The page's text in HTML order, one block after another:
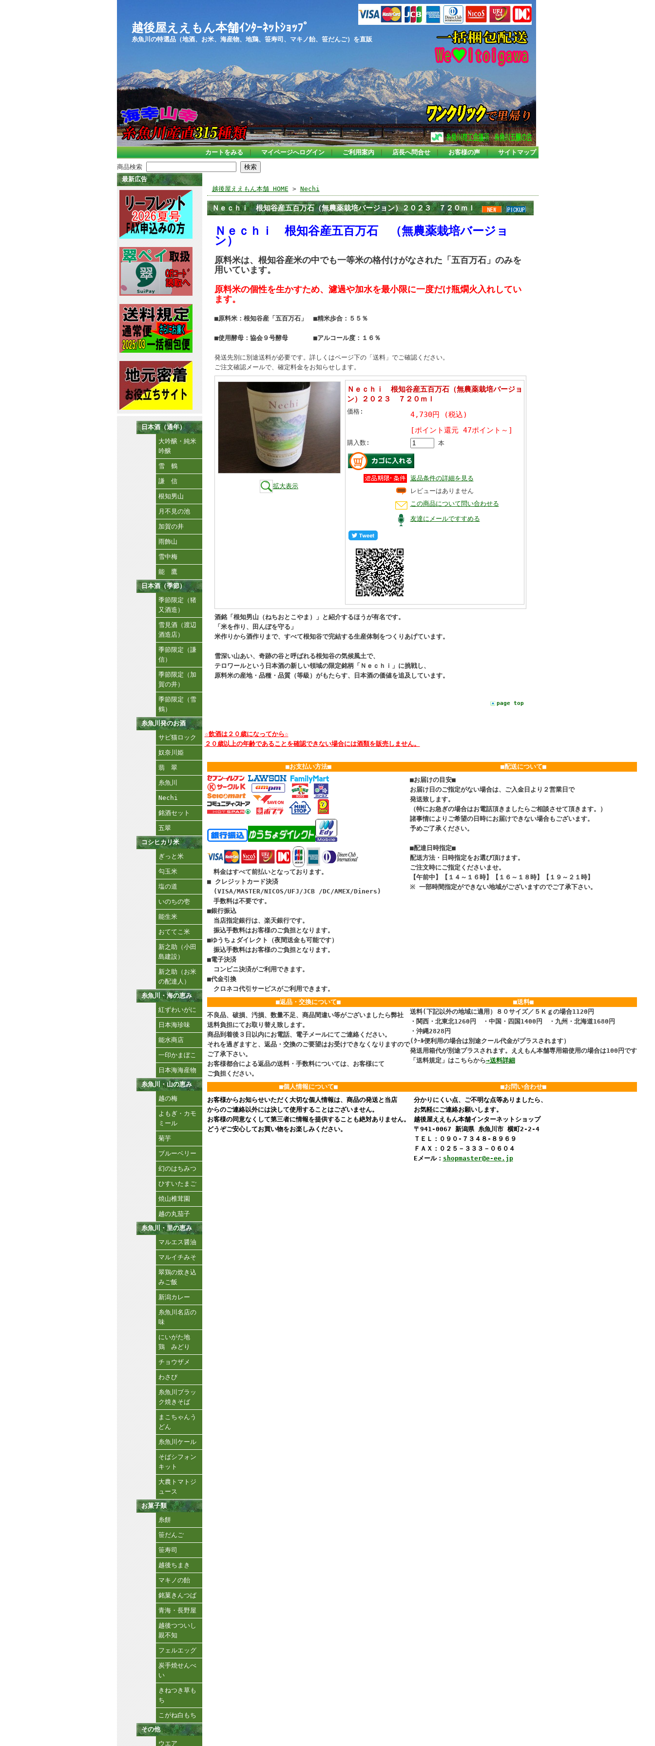
越後屋ええもん本舗ｲﾝﾀｰﾈｯﾄｼｮｯﾌﾟ
糸魚川の特選品（地酒、お米、海産物、地鶏、笹寿司、マキノ飴、笹だんご）を直販
カートをみる｜ マイページへログイン｜ ご利用案内｜ 店長へ問合せ｜ お客様の声｜ サイトマップ
商品検索
最新広告
日本酒（通年）
大吟醸・純米
吟醸
雪 鶴
謙 信
根知男山
月不見の池
加賀の井
雨飾山
雪中梅
能 鷹
日本酒（季節）
季節限定（猪
又酒造）
雪見酒（渡辺
酒造店）
季節限定（謙
信）
季節限定（加
賀の井）
季節限定（雪
鶴）
糸魚川発のお酒
サビ猫ロック
奴奈川姫
翡 翠
糸魚川
Nechi
銘酒セット
五翠
コシヒカリ米
ぎっと米
勾玉米
塩の道
いのちの壱
能生米
おててこ米
新之助（小田
島建設）
新之助（お米
の配達人）
糸魚川・海の恵み
紅ずわいがに
日本海珍味
能水商店
一印かまぼこ
日本海海産物
糸魚川・山の恵み
越の梅
よもぎ・カモ
ミール
菊芋
ブルーベリー
幻のはちみつ
ひすいたまご
焼山椎茸園
越の丸茄子
糸魚川・里の恵み
マルエス醤油
マルイチみそ
翠鶏の炊き込
みご飯
新潟カレー
糸魚川名店の
味
にいがた地
鶏 みどり
チョウザメ
わさび
糸魚川ブラッ
ク焼きそば
まこちゃんう
どん
糸魚川ケール
そばシフォン
キット
大農トマトジ
ュース
お菓子類
糸餅
笹だんご
笹寿司
越後ちまき
マキノの飴
銘菓きんつば
青海・長野屋
越後つついし
親不知
フェルエッグ
炭手焼せんべ
い
きねつき草も
ち
こがね白もち
その他
ウエア
越後屋ええもん本舗 HOME > Nechi
Ｎｅｃｈｉ 根知谷産五百万石（無農薬栽培バージョン）２０２３ ７２０ｍｌ
Ｎｅｃｈｉ 根知谷産五百万石 （無農薬栽培バージョ
ン）
原料米は、根知谷産米の中でも一等米の格付けがなされた「五百万石」のみを
用いています。
原料米の個性を生かすため、濾過や加水を最小限に一度だけ瓶燗火入れしてい
ます。
■原料米：根知谷産「五百万石」 ■精米歩合：５５％
■使用酵母：協会９号酵母 ■アルコール度：１６％
発送先別に別途送料が必要です。詳しくはページ下の「送料」でご確認ください。
ご注文確認メールで、確定料金をお知らせします。
拡大表示
Ｎｅｃｈｉ 根知谷産五百万石（無農薬栽培バージョ
ン）２０２３ ７２０ｍｌ
価格:
4,730円 (税込)
[ポイント還元 47ポイント～]
購入数: 本
返品条件の詳細を見る
レビューはありません
この商品について問い合わせる
友達にメールですすめる
酒銘「根知男山（ねちおとこやま）」と紹介するほうが有名です。
「米を作り、田んぼを守る」
米作りから酒作りまで、すべて根知谷で完結する生産体制をつくりあげています。
雪深い山あい、奇跡の谷と呼ばれる根知谷の気候風土で、
テロワールという日本酒の新しい領域の限定銘柄「Ｎｅｃｈｉ」に挑戦し、
原料米の産地・品種・品質（等級）がもたらす、日本酒の価値を追及しています。
page top
☆飲酒は２０歳になってから☆
２０歳以上の年齢であることを確認できない場合には酒類を販売しません。
■お支払い方法■ ■配送について■
料金はすべて前払いとなっております。
■ クレジットカード決済
(VISA/MASTER/NICOS/UFJ/JCB /DC/AMEX/Diners)
手数料は不要です。
■銀行振込
当店指定銀行は、楽天銀行です。
振込手数料はお客様のご負担となります。
■ゆうちょダイレクト（夜間送金も可能です）
振込手数料はお客様のご負担となります。
■電子決済
コンビニ決済がご利用できます。
■代金引換
クロネコ代引サービスがご利用できます。
■お届けの目安■
お届け日のご指定がない場合は、ご入金日より２営業日で
発送致します。
（特にお急ぎの場合はお電話頂きましたらご相談させて頂きます。）
諸事情によりご希望の日時にお届けできない場合もございます。
予めご了承ください。
■配達日時指定■
配送方法・日時指定をお選び頂けます。
ご注文時にご指定くださいませ。
【午前中】【１４～１６時】【１６～１８時】【１９～２１時】
※ 一部時間指定ができない地域がございますのでご了承下さい。
■返品・交換について■
■送料■
不良品、破損、汚損、数量不足、商品間違い等がございましたら弊社
送料負担にてお取り替え致します。
商品到着後３日以内にお電話、電子メールにてご連絡ください。
それを過ぎますと、返品・交換のご要望はお受けできなくなりますので
ご了承下さい。
お客様都合による返品の送料・手数料については、お客様にて
ご負担ください。
送料(下記以外の地域に適用）８０サイズ／５Ｋｇの場合1120円
・関西・北東北1260円 ・中国・四国1400円 ・九州・北海道1680円
・沖縄2828円
(ｸｰﾙ便利用の場合は別途クール代金がプラスされます）
発送用箱代が別途プラスされます。ええもん本舗専用箱使用の場合は100円です
「送料規定」はこちらから→送料詳細
■個人情報について■ ■お問い合わせ■
お客様からお知らせいただく大切な個人情報は、商品の発送と当店
からのご連絡以外には決して使用することはございません。
お客様の同意なくして第三者に情報を提供することも絶対ありません。
どうぞご安心してお買い物をお楽しみください。
分かりにくい点、ご不明な点等ありましたら、
お気軽にご連絡お願いします。
越後屋ええもん本舗インターネットショップ
〒941-0067 新潟県 糸魚川市 横町2-2-4
ＴＥＬ：０９０-７３４８-８９６９
ＦＡＸ：０２５－３３３－０６０４
Eメール： shopmaster@e-ee.jp